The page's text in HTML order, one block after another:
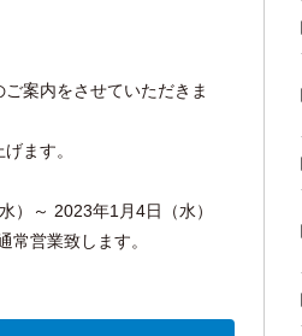
案内をさせていただきま
ます。
）～ 2023年1月4日（水）
営業致します。